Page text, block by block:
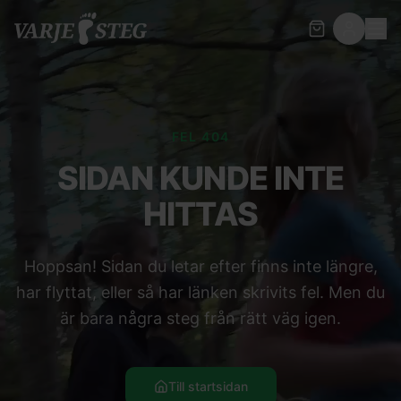
FEL 404
SIDAN KUNDE INTE
HITTAS
Hoppsan! Sidan du letar efter finns inte längre,
har flyttat, eller så har länken skrivits fel. Men du
är bara några steg från rätt väg igen.
Till startsidan